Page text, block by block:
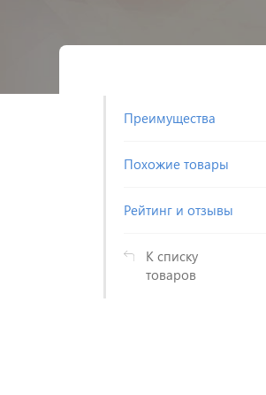
Преимущества
Похожие товары
Рейтинг и отзывы
К списку
товаров